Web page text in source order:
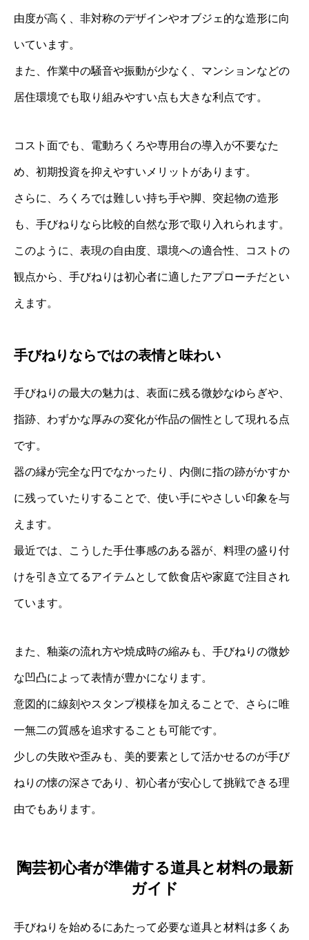
由度が高く、非対称のデザインやオブジェ的な造形に向
いています。
また、作業中の騒音や振動が少なく、マンションなどの
居住環境でも取り組みやすい点も大きな利点です。
コスト面でも、電動ろくろや専用台の導入が不要なた
め、初期投資を抑えやすいメリットがあります。
さらに、ろくろでは難しい持ち手や脚、突起物の造形
も、手びねりなら比較的自然な形で取り入れられます。
このように、表現の自由度、環境への適合性、コストの
観点から、手びねりは初心者に適したアプローチだとい
えます。
手びねりならではの表情と味わい
手びねりの最大の魅力は、表面に残る微妙なゆらぎや、
指跡、わずかな厚みの変化が作品の個性として現れる点
です。
器の縁が完全な円でなかったり、内側に指の跡がかすか
に残っていたりすることで、使い手にやさしい印象を与
えます。
最近では、こうした手仕事感のある器が、料理の盛り付
けを引き立てるアイテムとして飲食店や家庭で注目され
ています。
また、釉薬の流れ方や焼成時の縮みも、手びねりの微妙
な凹凸によって表情が豊かになります。
意図的に線刻やスタンプ模様を加えることで、さらに唯
一無二の質感を追求することも可能です。
少しの失敗や歪みも、美的要素として活かせるのが手び
ねりの懐の深さであり、初心者が安心して挑戦できる理
由でもあります。
陶芸初心者が準備する道具と材料の最新
ガイド
手びねりを始めるにあたって必要な道具と材料は多くあ